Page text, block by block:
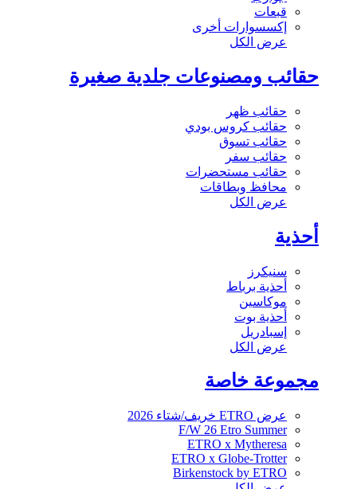
قبعات
إكسسوارات أخرى
عرض الكل
حقائب ومصنوعات جلدية صغيرة
حقائب ظهر
حقائب كروس بودي
حقائب تسوق
حقائب سفر
حقائب مستحضرات
محافظ وبطاقات
عرض الكل
أحذية
سنيكرز
أحذية برباط
موكاسين
أحذية بوت
إسبادريل
عرض الكل
مجموعة خاصة
عرض ETRO خريف/شتاء 2026
F/W 26 Etro Summer
ETRO x Mytheresa
ETRO x Globe-Trotter
Birkenstock by ETRO